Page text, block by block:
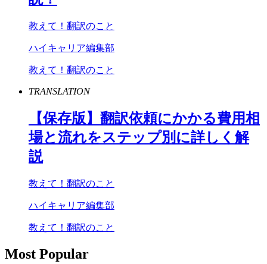
教えて！翻訳のこと
ハイキャリア編集部
教えて！翻訳のこと
TRANSLATION
【保存版】翻訳依頼にかかる費用相
場と流れをステップ別に詳しく解
説
教えて！翻訳のこと
ハイキャリア編集部
教えて！翻訳のこと
Most Popular